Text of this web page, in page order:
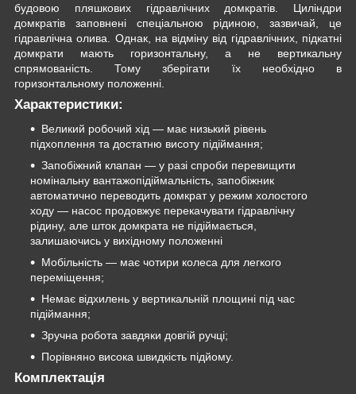
будовою пляшкових гідравлічних домкратів. Циліндри
домкратів заповнені спеціальною рідиною, зазвичай, це
гідравлічна олива. Однак, на відміну від гідравлічних, підкатні
домкрати мають горизонтальну, а не вертикальну
спрямованість. Тому зберігати їх необхідно в
горизонтальному положенні.
Характеристики:
Великий робочий хід — має низький рівень
підхоплення та достатню висоту підіймання;
Запобіжний клапан — у разі спроби перевищити
номінальну вантажопідіймальність, запобіжник
автоматично переводить домкрат у режим холостого
ходу — насос продовжує перекачувати гідравлічну
рідину, але шток домкрата не підіймається,
залишаючись у вихідному положенні
Мобільність — має чотири колеса для легкого
переміщення;
Немає відхилень у вертикальній площині під час
підіймання;
Зручна робота завдяки довгій ручці;
Порівняно висока швидкість підйому.
Комплектація